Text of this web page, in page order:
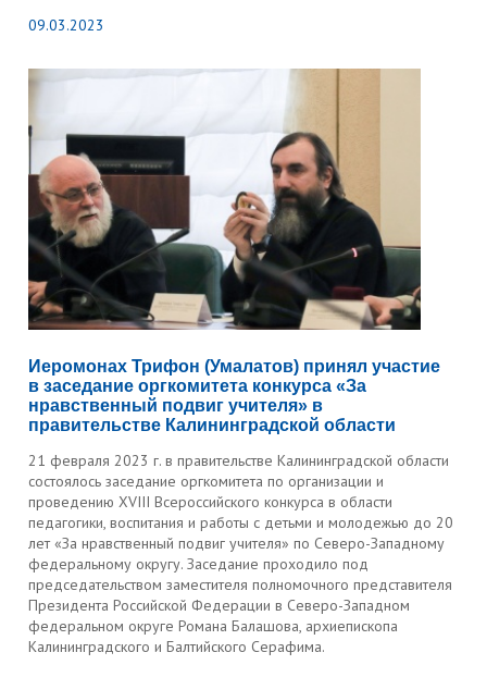
09.03.2023
Иеромонах Трифон (Умалатов) принял участие
в заседание оргкомитета конкурса «За
нравственный подвиг учителя» в
правительстве Калининградской области
21 февраля 2023 г. в правительстве Калининградской области
состоялось заседание оргкомитета по организации и
проведению XVIII Всероссийского конкурса в области
педагогики, воспитания и работы с детьми и молодежью до 20
лет «За нравственный подвиг учителя» по Северо-Западному
федеральному округу. Заседание проходило под
председательством заместителя полномочного представителя
Президента Российской Федерации в Северо-Западном
федеральном округе Романа Балашова, архиепископа
Калининградского и Балтийского Серафима.